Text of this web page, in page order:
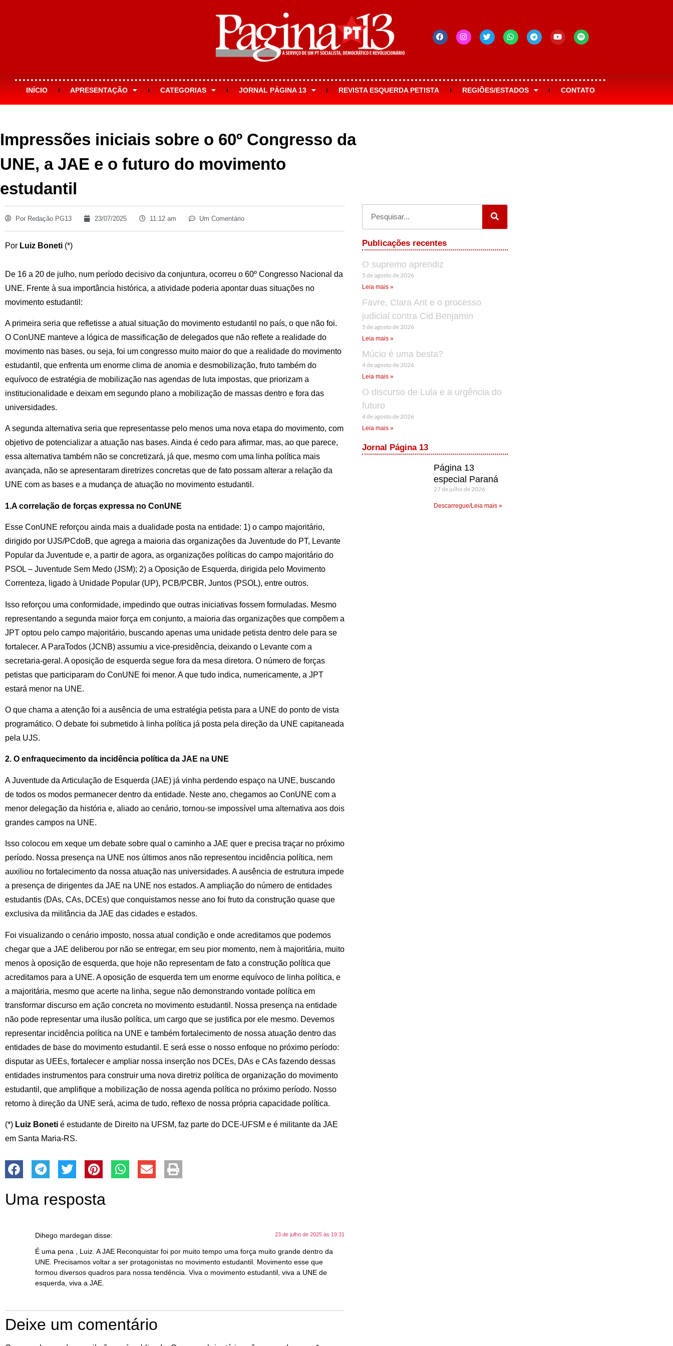
INÍCIO APRESENTAÇÃO CATEGORIAS JORNAL PÁGINA 13 REVISTA ESQUERDA PETISTA REGIÕES/ESTADOS CONTATO
Impressões iniciais sobre o 60º Congresso da
UNE, a JAE e o futuro do movimento
estudantil
Por Redação PG13 23/07/2025 11:12 am Um Comentário
Por Luiz Boneti (*)
De 16 a 20 de julho, num período decisivo da conjuntura, ocorreu o 60º Congresso Nacional da
UNE. Frente à sua importância histórica, a atividade poderia apontar duas situações no
movimento estudantil:
A primeira seria que refletisse a atual situação do movimento estudantil no país, o que não foi.
O ConUNE manteve a lógica de massificação de delegados que não reflete a realidade do
movimento nas bases, ou seja, foi um congresso muito maior do que a realidade do movimento
estudantil, que enfrenta um enorme clima de anomia e desmobilização, fruto também do
equívoco de estratégia de mobilização nas agendas de luta impostas, que priorizam a
institucionalidade e deixam em segundo plano a mobilização de massas dentro e fora das
universidades.
A segunda alternativa seria que representasse pelo menos uma nova etapa do movimento, com
objetivo de potencializar a atuação nas bases. Ainda é cedo para afirmar, mas, ao que parece,
essa alternativa também não se concretizará, já que, mesmo com uma linha política mais
avançada, não se apresentaram diretrizes concretas que de fato possam alterar a relação da
UNE com as bases e a mudança de atuação no movimento estudantil.
1.A correlação de forças expressa no ConUNE
Esse ConUNE reforçou ainda mais a dualidade posta na entidade: 1) o campo majoritário,
dirigido por UJS/PCdoB, que agrega a maioria das organizações da Juventude do PT, Levante
Popular da Juventude e, a partir de agora, as organizações políticas do campo majoritário do
PSOL – Juventude Sem Medo (JSM); 2) a Oposição de Esquerda, dirigida pelo Movimento
Correnteza, ligado à Unidade Popular (UP), PCB/PCBR, Juntos (PSOL), entre outros.
Isso reforçou uma conformidade, impedindo que outras iniciativas fossem formuladas. Mesmo
representando a segunda maior força em conjunto, a maioria das organizações que compõem a
JPT optou pelo campo majoritário, buscando apenas uma unidade petista dentro dele para se
fortalecer. A ParaTodos (JCNB) assumiu a vice-presidência, deixando o Levante com a
secretaria-geral. A oposição de esquerda segue fora da mesa diretora. O número de forças
petistas que participaram do ConUNE foi menor. A que tudo indica, numericamente, a JPT
estará menor na UNE.
O que chama a atenção foi a ausência de uma estratégia petista para a UNE do ponto de vista
programático. O debate foi submetido à linha política já posta pela direção da UNE capitaneada
pela UJS.
2. O enfraquecimento da incidência política da JAE na UNE
A Juventude da Articulação de Esquerda (JAE) já vinha perdendo espaço na UNE, buscando
de todos os modos permanecer dentro da entidade. Neste ano, chegamos ao ConUNE com a
menor delegação da história e, aliado ao cenário, tornou-se impossível uma alternativa aos dois
grandes campos na UNE.
Isso colocou em xeque um debate sobre qual o caminho a JAE quer e precisa traçar no próximo
período. Nossa presença na UNE nos últimos anos não representou incidência política, nem
auxiliou no fortalecimento da nossa atuação nas universidades. A ausência de estrutura impede
a presença de dirigentes da JAE na UNE nos estados. A ampliação do número de entidades
estudantis (DAs, CAs, DCEs) que conquistamos nesse ano foi fruto da construção quase que
exclusiva da militância da JAE das cidades e estados.
Foi visualizando o cenário imposto, nossa atual condição e onde acreditamos que podemos
chegar que a JAE deliberou por não se entregar, em seu pior momento, nem à majoritária, muito
menos à oposição de esquerda, que hoje não representam de fato a construção política que
acreditamos para a UNE. A oposição de esquerda tem um enorme equívoco de linha política, e
a majoritária, mesmo que acerte na linha, segue não demonstrando vontade política em
transformar discurso em ação concreta no movimento estudantil. Nossa presença na entidade
não pode representar uma ilusão política, um cargo que se justifica por ele mesmo. Devemos
representar incidência política na UNE e também fortalecimento de nossa atuação dentro das
entidades de base do movimento estudantil. E será esse o nosso enfoque no próximo período:
disputar as UEEs, fortalecer e ampliar nossa inserção nos DCEs, DAs e CAs fazendo dessas
entidades instrumentos para construir uma nova diretriz política de organização do movimento
estudantil, que amplifique a mobilização de nossa agenda política no próximo período. Nosso
retorno à direção da UNE será, acima de tudo, reflexo de nossa própria capacidade política.
(*) Luiz Boneti é estudante de Direito na UFSM, faz parte do DCE-UFSM e é militante da JAE
em Santa Maria-RS.
Uma resposta
Dihego mardegan disse: 23 de julho de 2025 às 19:31
É uma pena , Luiz. A JAE Reconquistar foi por muito tempo uma força muito grande dentro da
UNE. Precisamos voltar a ser protagonistas no movimento estudantil. Movimento esse que
formou diversos quadros para nossa tendência. Viva o movimento estudantil, viva a UNE de
esquerda, viva a JAE.
Deixe um comentário
Publicações recentes
O supremo aprendiz
5 de agosto de 2026
Leia mais »
Favre, Clara Ant e o processo
judicial contra Cid Benjamin
5 de agosto de 2026
Leia mais »
Múcio é uma besta?
4 de agosto de 2026
Leia mais »
O discurso de Lula e a urgência do
futuro
4 de agosto de 2026
Leia mais »
Jornal Página 13
Página 13
especial Paraná
27 de julho de 2026
Descarregue/Leia mais »